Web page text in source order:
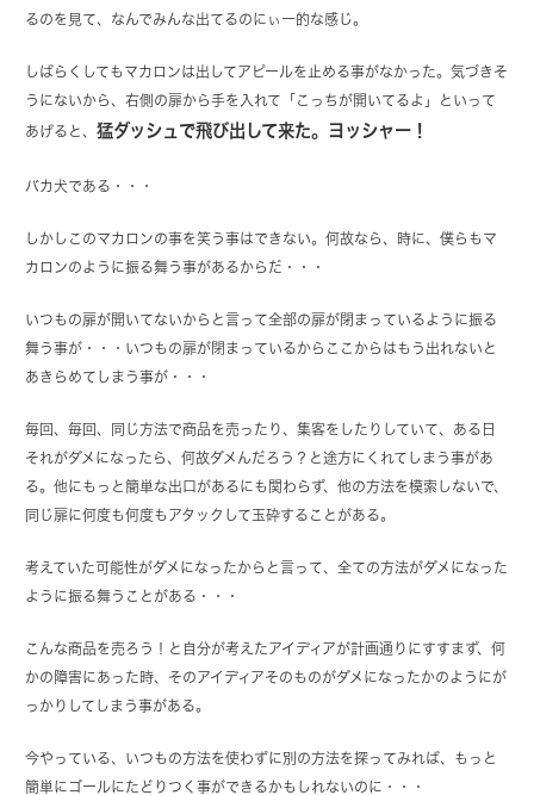
るのを見て、なんでみんな出てるのにぃー的な感じ。
しばらくしてもマカロンは出してアピールを止める事がなかった。気づきそ
うにないから、右側の扉から手を入れて「こっちが開いてるよ」といって
あげると、猛ダッシュで飛び出して来た。ヨッシャー！
バカ犬である・・・
しかしこのマカロンの事を笑う事はできない。何故なら、時に、僕らもマ
カロンのように振る舞う事があるからだ・・・
いつもの扉が開いてないからと言って全部の扉が閉まっているように振る
舞う事が・・・いつもの扉が閉まっているからここからはもう出れないと
あきらめてしまう事が・・・
毎回、毎回、同じ方法で商品を売ったり、集客をしたりしていて、ある日
それがダメになったら、何故ダメんだろう？と途方にくれてしまう事があ
る。他にもっと簡単な出口があるにも関わらず、他の方法を模索しないで、
同じ扉に何度も何度もアタックして玉砕することがある。
考えていた可能性がダメになったからと言って、全ての方法がダメになった
ように振る舞うことがある・・・
こんな商品を売ろう！と自分が考えたアイディアが計画通りにすすまず、何
かの障害にあった時、そのアイディアそのものがダメになったかのようにが
っかりしてしまう事がある。
今やっている、いつもの方法を使わずに別の方法を探ってみれば、もっと
簡単にゴールにたどりつく事ができるかもしれないのに・・・